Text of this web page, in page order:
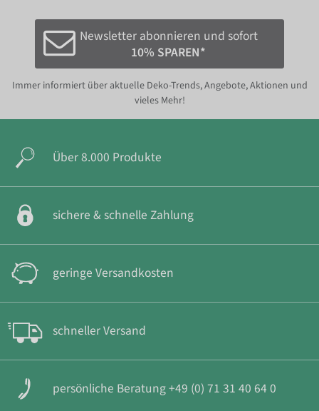
Newsletter abonnieren und sofort
10% SPAREN*
Immer informiert über aktuelle Deko-Trends, Angebote, Aktionen und
vieles Mehr!
Über 8.000 Produkte
sichere & schnelle Zahlung
geringe Versandkosten
schneller Versand
persönliche Beratung +49 (0) 71 31 40 64 0